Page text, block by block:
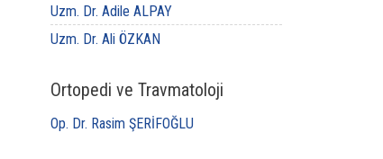
Uzm. Dr. Adile ALPAY
Uzm. Dr. Ali ÖZKAN
Ortopedi ve Travmatoloji
Op. Dr. Rasim ŞERİFOĞLU